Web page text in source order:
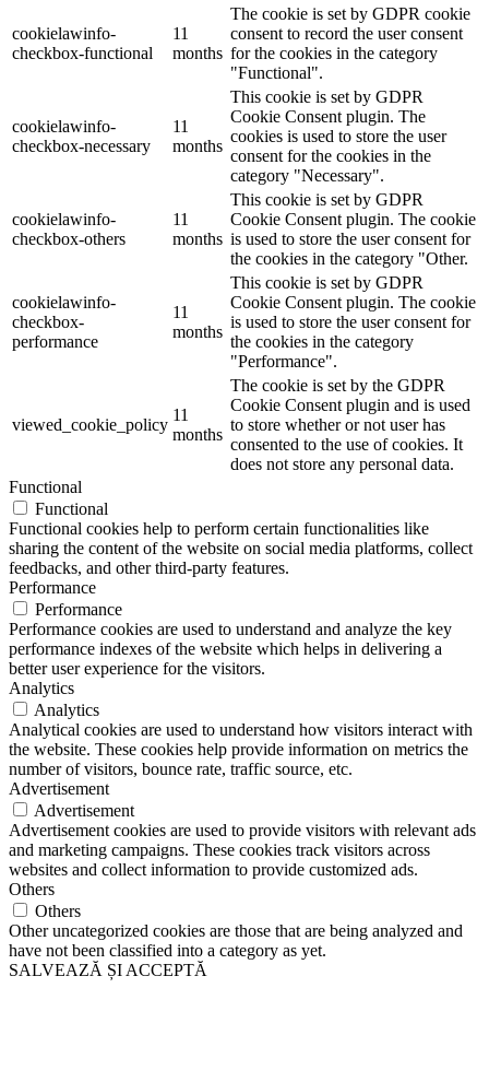
cookielawinfo-
checkbox-functional
11
months
The cookie is set by GDPR cookie
consent to record the user consent
for the cookies in the category
"Functional".
cookielawinfo-
checkbox-necessary
11
months
This cookie is set by GDPR
Cookie Consent plugin. The
cookies is used to store the user
consent for the cookies in the
category "Necessary".
cookielawinfo-
checkbox-others
11
months
This cookie is set by GDPR
Cookie Consent plugin. The cookie
is used to store the user consent for
the cookies in the category "Other.
cookielawinfo-
checkbox-
performance
11
months
This cookie is set by GDPR
Cookie Consent plugin. The cookie
is used to store the user consent for
the cookies in the category
"Performance".
viewed_cookie_policy
11
months
The cookie is set by the GDPR
Cookie Consent plugin and is used
to store whether or not user has
consented to the use of cookies. It
does not store any personal data.
Functional
Functional
Functional cookies help to perform certain functionalities like
sharing the content of the website on social media platforms, collect
feedbacks, and other third-party features.
Performance
Performance
Performance cookies are used to understand and analyze the key
performance indexes of the website which helps in delivering a
better user experience for the visitors.
Analytics
Analytics
Analytical cookies are used to understand how visitors interact with
the website. These cookies help provide information on metrics the
number of visitors, bounce rate, traffic source, etc.
Advertisement
Advertisement
Advertisement cookies are used to provide visitors with relevant ads
and marketing campaigns. These cookies track visitors across
websites and collect information to provide customized ads.
Others
Others
Other uncategorized cookies are those that are being analyzed and
have not been classified into a category as yet.
SALVEAZĂ ȘI ACCEPTĂ